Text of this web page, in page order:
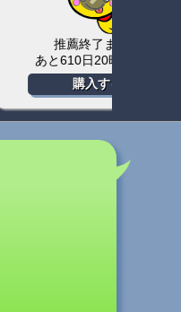
13時間56分